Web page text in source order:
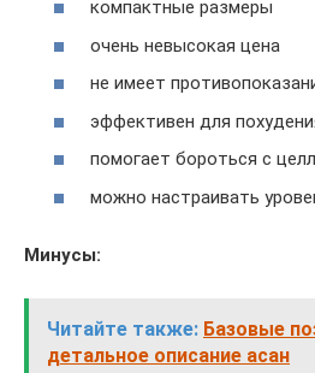
компактные размеры
очень невысокая цена
не имеет
эффективен для
помогает бороться с
можно настраивать
Минусы:
Читайте также: Базовые
детальное описание асан